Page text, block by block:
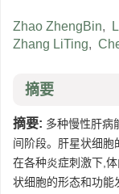
Zhao ZhengBin,
Zhang LiTing,
摘要
摘要: 多种慢性肝病
间阶段。肝星状细胞
在各种炎症刺激下,
状细胞的形态和功能